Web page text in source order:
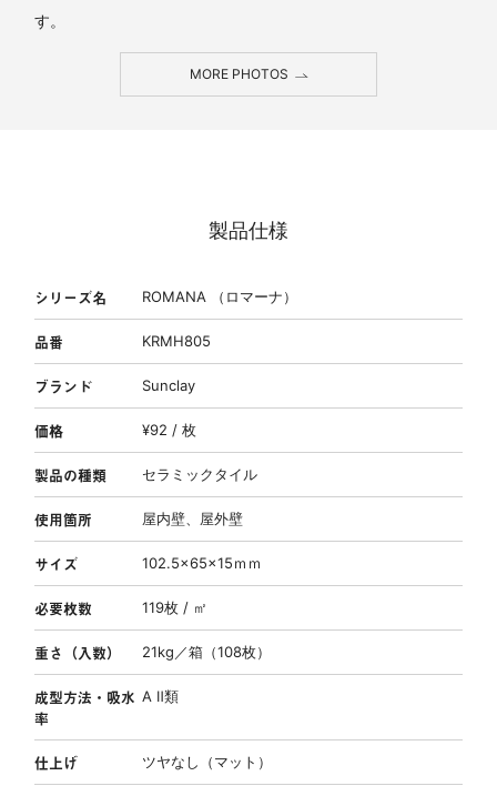
す。
MORE PHOTOS
製品仕様
シリーズ名 ROMANA （ロマーナ）
品番 KRMH805
ブランド Sunclay
価格 ¥92 / 枚
製品の種類 セラミックタイル
使用箇所 屋内壁、屋外壁
サイズ 102.5×65×15ｍｍ
必要枚数 119枚 / ㎡
重さ（入数） 21kg／箱（108枚）
成型方法・吸水
率
A Ⅱ類
仕上げ ツヤなし（マット）